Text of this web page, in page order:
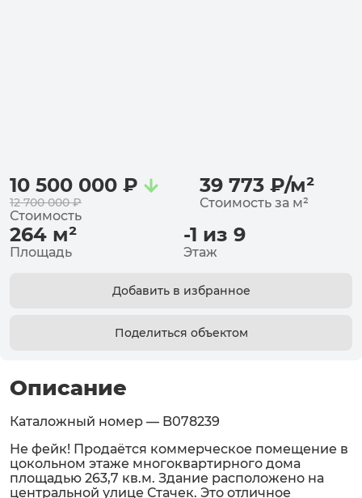
10 500 000 ₽
12 700 000 ₽
Стоимость
39 773 ₽/м²
Стоимость за м²
264 м²
Площадь
-1 из 9
Этаж
Добавить в избранное
Поделиться объектом
Описание
Каталожный номер — B078239
Не фейк! Продаётся коммерческое помещение в
цокольном этаже многоквартирного дома
площадью 263,7 кв.м. Здание расположено на
центральной улице Стачек. Это отличное